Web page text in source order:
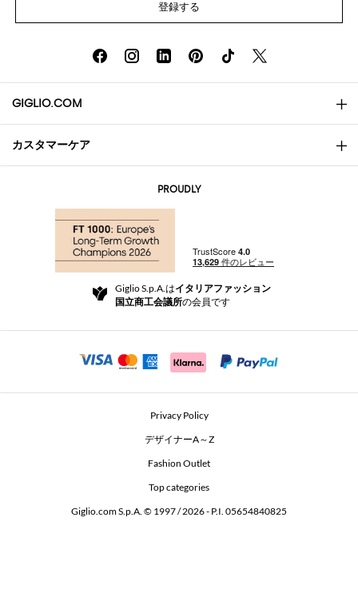
登録する
GIGLIO.COM
会社概要
Community Store
Beauty Seekers VIP Club
カスタマーケア
返品と返金
For a safe shopping experience
Security Communication
PROUDLY
Giglio S.p.A.はイタリアファッション
国立商工会議所の会員です
Privacy Policy
デザイナーA～Z
Fashion Outlet
Top categories
Giglio.com S.p.A. © 1997 / 2026 - P.I. 05654840825